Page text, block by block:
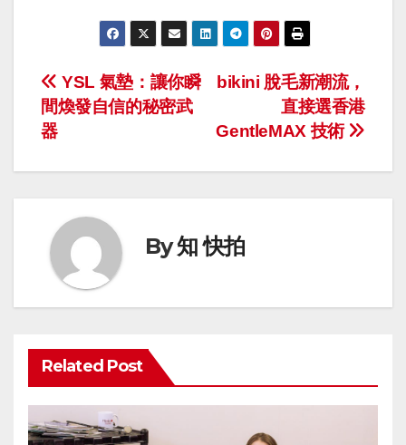
Post
navigation
bikini 脫毛新潮流，
直接選香港
GentleMAX 技術
YSL 氣墊：讓你瞬
間煥發自信的秘密武
器
By知 快拍
Related Post